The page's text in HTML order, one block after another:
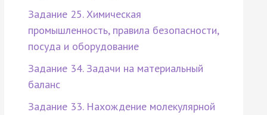
Задание 25. Химическая
промышленность, правила безопасности,
посуда и оборудование
Задание 34. Задачи на материальный
баланс
Задание 33. Нахождение молекулярной